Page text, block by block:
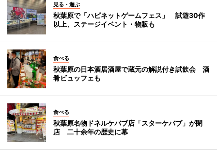
見る・遊ぶ
秋葉原で「ハピネットゲームフェス」 試遊30作
以上、ステージイベント・物販も
食べる
秋葉原の日本酒居酒屋で蔵元の解説付き試飲会 酒
肴ビュッフェも
食べる
秋葉原名物ドネルケバブ店「スターケバブ」が閉
店 二十余年の歴史に幕